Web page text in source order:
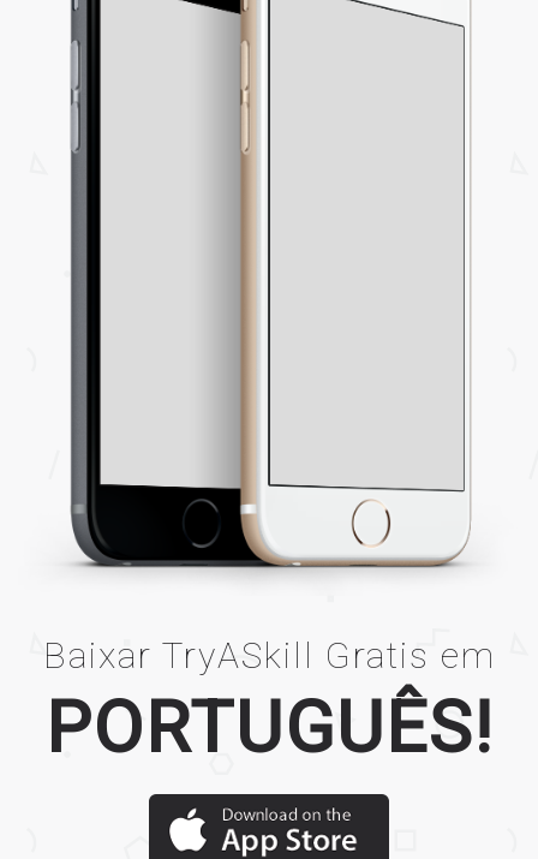
Baixar TryASkill Gratis em
PORTUGUÊS!